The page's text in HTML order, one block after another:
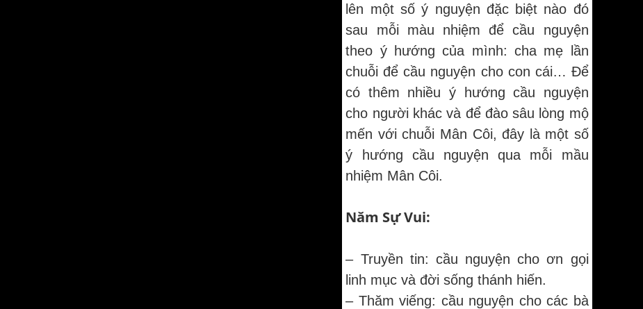
lên một số ý nguyện đặc biệt nào đó
sau mỗi màu nhiệm để cầu nguyện
theo ý hướng của mình: cha mẹ lần
chuỗi để cầu nguyện cho con cái… Để
có thêm nhiều ý hướng cầu nguyện
cho người khác và để đào sâu lòng mộ
mến với chuỗi Mân Côi, đây là một số
ý hướng cầu nguyện qua mỗi mầu
nhiệm Mân Côi.
Năm Sự Vui:
– Truyền tin: cầu nguyện cho ơn gọi
linh mục và đời sống thánh hiến.
– Thăm viếng: cầu nguyện cho các bà